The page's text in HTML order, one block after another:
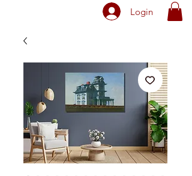
Login